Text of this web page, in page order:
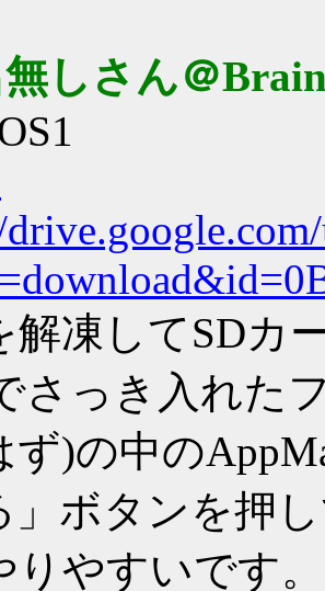
しさん＠
解凍してSDカ
さっき入れた
ず)の中の
」ボタンを押
りやすいです。